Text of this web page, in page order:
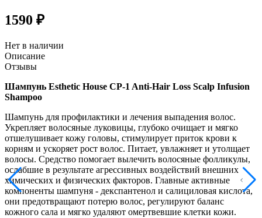
1590 ₽
Нет в наличии
Описание
Отзывы
Шампунь Esthetic House CP-1 Anti-Hair Loss Scalp Infusion
Shampoo
Шампунь для профилактики и лечения выпадения волос.
Укрепляет волосяные луковицы, глубоко очищает и мягко
отшелушивает кожу головы, стимулирует приток крови к
корням и ускоряет рост волос. Питает, увлажняет и утолщает
волосы. Средство помогает вылечить волосяные фолликулы,
ослабшие в результате агрессивных воздействий внешних
химических и физических факторов. Главные активные
компоненты шампуня - декспантенол и салициловая кислота,
они предотвращают потерю волос, регулируют баланс
кожного сала и мягко удаляют омертвевшие клетки кожи.